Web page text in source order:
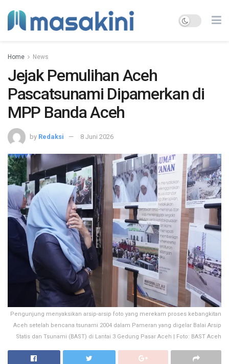
Home News
Jejak Pemulihan Aceh
Pascatsunami Dipamerkan di
MPP Banda Aceh
by Redaksi 8 Juni 2026
Pengunjung menyaksikan arsip-arsip foto yang merekam proses kebangkitan
Aceh setelah bencana tsunami 2004 dalam Pameran yang digelar Balai Arsip
Statis dan Tsunami (BAST) di Lantai 3 Gedung Pasar Aceh | Foto: BAST Aceh